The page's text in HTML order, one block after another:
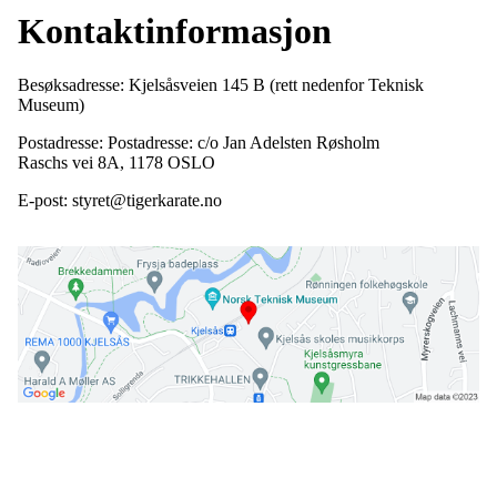
Kontaktinformasjon
Besøksadresse: Kjelsåsveien 145 B (rett nedenfor Teknisk
Museum)
Postadresse: Postadresse: c/o Jan Adelsten Røsholm
Raschs vei 8A, 1178 OSLO
E-post: styret@tigerkarate.no